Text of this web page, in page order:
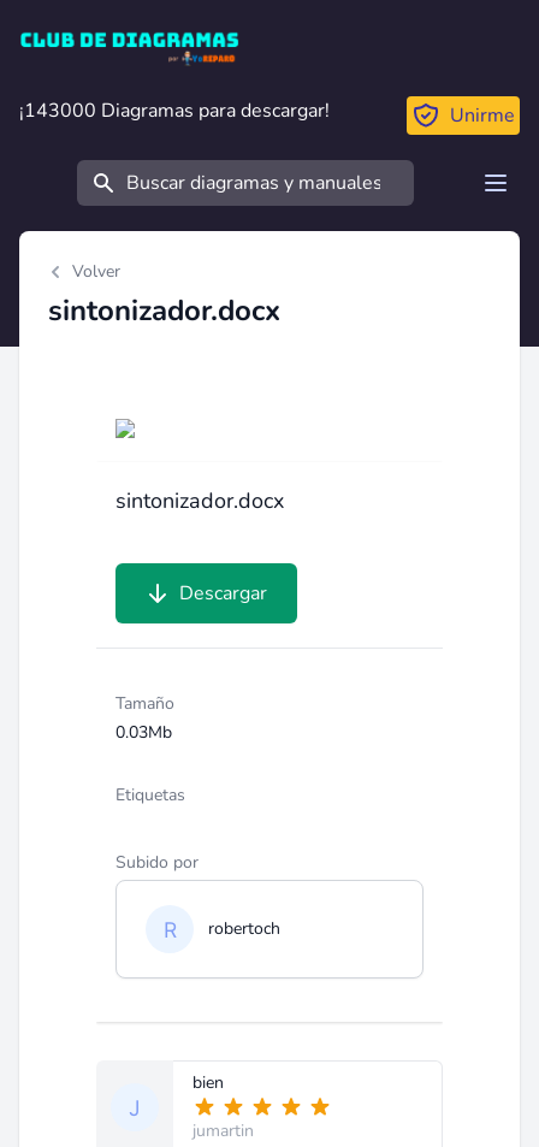
Club de Diagramas
¡143000 Diagramas para descargar!
¡143000 Diagramas para descargar! Unirme
Buscar
Volver
sintonizador.docx
sintonizador.docx
Descargar
Tamaño
0.03Mb
Etiquetas
Subido por
robertoch
bien
jumartin